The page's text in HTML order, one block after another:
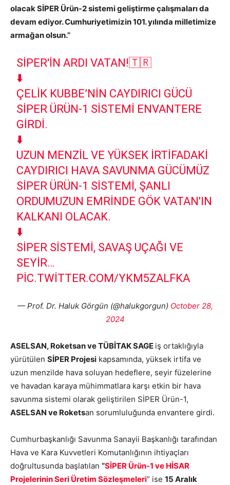
olacak SİPER Ürün-2 sistemi geliştirme çalışmaları da
devam ediyor. Cumhuriyetimizin 101. yılında milletimize
armağan olsun.”
SİPER'IN ARDI VATAN!🇹🇷
⬇️
ÇELIK KUBBE’NIN CAYDIRICI GÜCÜ
SİPER ÜRÜN-1 SISTEMI ENVANTERE
GIRDI.
⬇️
UZUN MENZIL VE YÜKSEK IRTIFADAKI
CAYDIRICI HAVA SAVUNMA GÜCÜMÜZ
SİPER ÜRÜN-1 SISTEMI, ŞANLI
ORDUMUZUN EMRINDE GÖK VATAN'IN
KALKANI OLACAK.
⬇️
SİPER SISTEMI, SAVAŞ UÇAĞI VE
SEYIR…
PIC.TWITTER.COM/YKM5ZALFKA
— Prof. Dr. Haluk Görgün (@halukgorgun) October 28,
2024
ASELSAN, Roketsan ve TÜBİTAK SAGE iş ortaklığıyla
yürütülen SİPER Projesi kapsamında, yüksek irtifa ve
uzun menzilde hava soluyan hedeflere, seyir füzelerine
ve havadan karaya mühimmatlara karşı etkin bir hava
savunma sistemi olarak geliştirilen SİPER Ürün-1,
ASELSAN ve Roketsan sorumluluğunda envantere girdi.
Cumhurbaşkanlığı Savunma Sanayii Başkanlığı tarafından
Hava ve Kara Kuvvetleri Komutanlığının ihtiyaçları
doğrultusunda başlatılan “SİPER Ürün-1 ve HİSAR
Projelerinin Seri Üretim Sözleşmeleri” ise 15 Aralık